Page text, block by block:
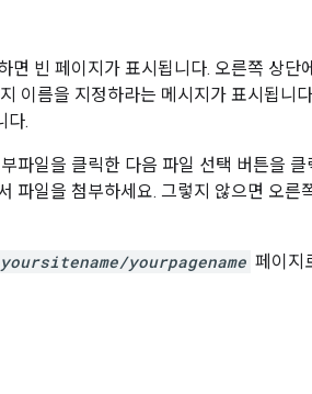
면 빈 페이지가 표시됩니다. 오른쪽 상단
이름을 지정하라는 메시지가 표시됩니다
다.
파일을 클릭한 다음 파일 선택 버튼을 클
파일을 첨부하세요. 그렇지 않으면 오른
yoursitename/yourpagename 페이지